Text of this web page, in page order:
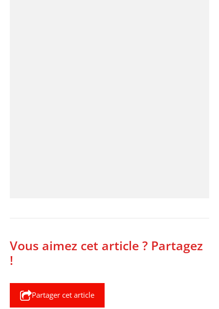
Vous aimez cet article ? Partagez
!
Partager cet article